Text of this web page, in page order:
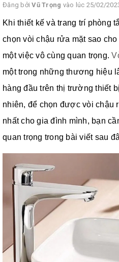
Đăng bởiVũ Trọng vào lúc 25/02/
Khi thiết kế và trang trí phòng
chọn vòi chậu rửa mặt sao
một việc vô cùng quan trọng.
một trong những thương hiệu
hàng đầu trên thị trường thiết
nhiên, để chọn được vòi chậu
nhất cho gia đình mình, bạn
quan trọng trong bài viết sau